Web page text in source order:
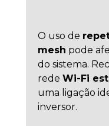
O uso de
mesh pode
do sistema.
rede Wi-Fi
uma ligação
inversor.